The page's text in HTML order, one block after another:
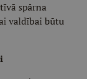
spārna
valdībai būtu